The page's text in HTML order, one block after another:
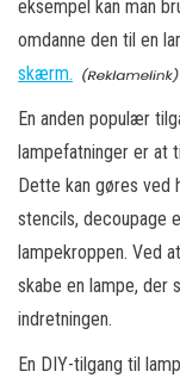
eksempel kan man
omdanne den til en
skærm.
En anden populær
lampefatninger er at
Dette kan gøres ved
stencils, decoupage
lampekroppen. Ved
skabe en lampe,
indretningen.
En DIY-tilgang til